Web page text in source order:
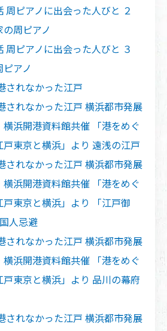
周ピアノに出会った人びと ２
周ピアノ
周ピアノに出会った人びと ３
アノ
されなかった江戸
されなかった江戸 横浜都市発展
浜開港資料館共催 「港をめぐ
東京と横浜」より 遠浅の江戸
されなかった江戸 横浜都市発展
浜開港資料館共催 「港をめぐ
東京と横浜」より 「江戸御
人忌避
されなかった江戸 横浜都市発展
浜開港資料館共催 「港をめぐ
東京と横浜」より 品川の幕府
されなかった江戸 横浜都市発展